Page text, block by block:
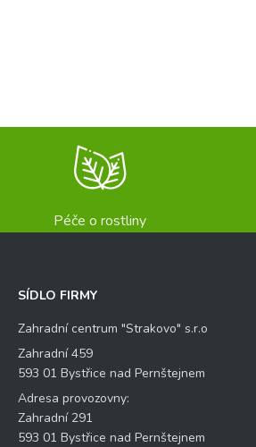
Péče o rostliny
SÍDLO FIRMY
Zahradní centrum "Strakovo" s.r.o
Zahradní 459
593 01 Bystřice nad Pernštejnem
Adresa provozovny:
Zahradní 291
593 01 Bystřice nad Pernštejnem